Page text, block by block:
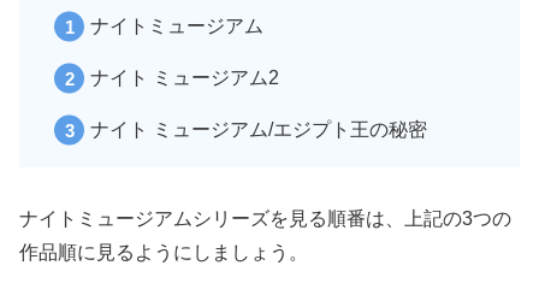
ナイトミュージアム
ナイト ミュージアム2
ナイト ミュージアム/エジプト王の秘密
ナイトミュージアムシリーズを見る順番は、上記の3つの
作品順に見るようにしましょう。